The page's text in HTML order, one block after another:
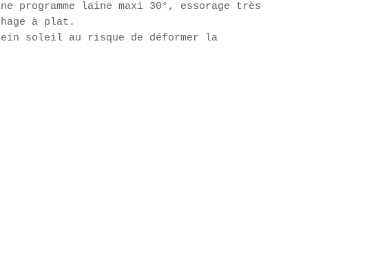
programme laine maxi 30°, essorage très
à plat.
soleil au risque de déformer la